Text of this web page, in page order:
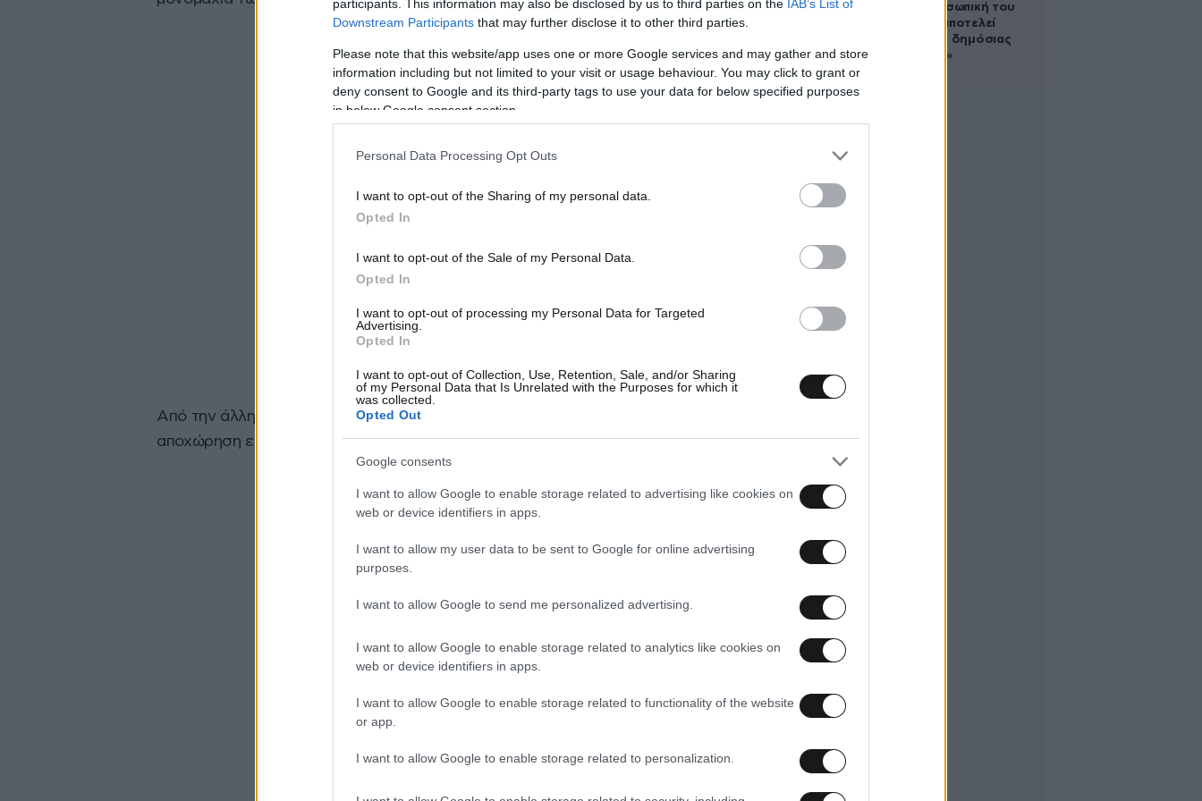
participants. This information may also be disclosed by us to third parties on the IAB’s List of
Downstream Participants that may further disclose it to other third parties.
Please note that this website/app uses one or more Google services and may gather and store
information including but not limited to your visit or usage behaviour. You may click to grant or
deny consent to Google and its third-party tags to use your data for below specified purposes
in below Google consent section.
Personal Data Processing Opt Outs
I want to opt-out of the Sharing of my personal data.
Opted In
I want to opt-out of the Sale of my Personal Data.
Opted In
I want to opt-out of processing my Personal Data for Targeted
Advertising.
Opted In
I want to opt-out of Collection, Use, Retention, Sale, and/or Sharing
of my Personal Data that Is Unrelated with the Purposes for which it
was collected.
Opted Out
Google consents
I want to allow Google to enable storage related to advertising like cookies on
web or device identifiers in apps.
I want to allow my user data to be sent to Google for online advertising
purposes.
I want to allow Google to send me personalized advertising.
I want to allow Google to enable storage related to analytics like cookies on
web or device identifiers in apps.
I want to allow Google to enable storage related to functionality of the website
or app.
I want to allow Google to enable storage related to personalization.
Από την άλλη η Ασημίνα για κάποιο λόγο επιβράβευσε τον πρώτο υποψήφιο προς
αποχώρηση ενώ ο Σταμάτης δεν μπορεί να καταλάβει την ομάδα των κόκκινων.
για την προσωπική του
ζωή: «Δεν αποτελεί
αντικείμενο δημόσιας
συζήτησης»